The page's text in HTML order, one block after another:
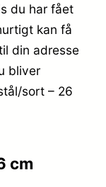
du har fået
kan få
din adresse
bliver
sort – 26
cm